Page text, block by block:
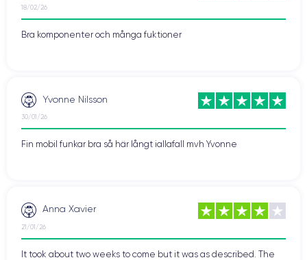
18/02/26
Bra komponenter och många fuktioner
Yvonne Nilsson
30/01/26
Fin mobil funkar bra så här långt iallafall mvh Yvonne
Anna Xavier
21/01/26
It took about two weeks to come but it was as described. The